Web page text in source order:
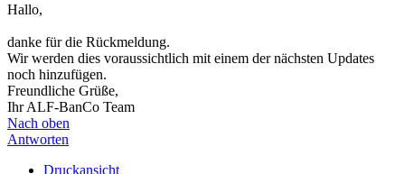
Hallo,
danke für die Rückmeldung.
Wir werden dies voraussichtlich mit einem der nächsten Updates
noch hinzufügen.
Freundliche Grüße,
Ihr ALF-BanCo Team
Nach oben
Antworten
Druckansicht